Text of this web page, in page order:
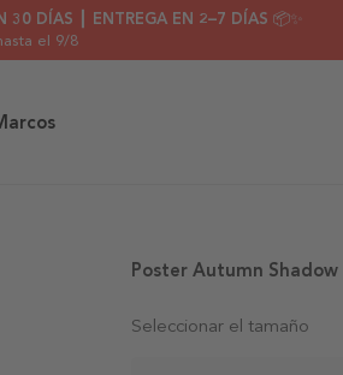
30 DÍAS ┃ ENTREGA EN 2–7 DÍAS 📦✨
el 9/8
Seleccionar el tamaño
Poster Autumn Shadow